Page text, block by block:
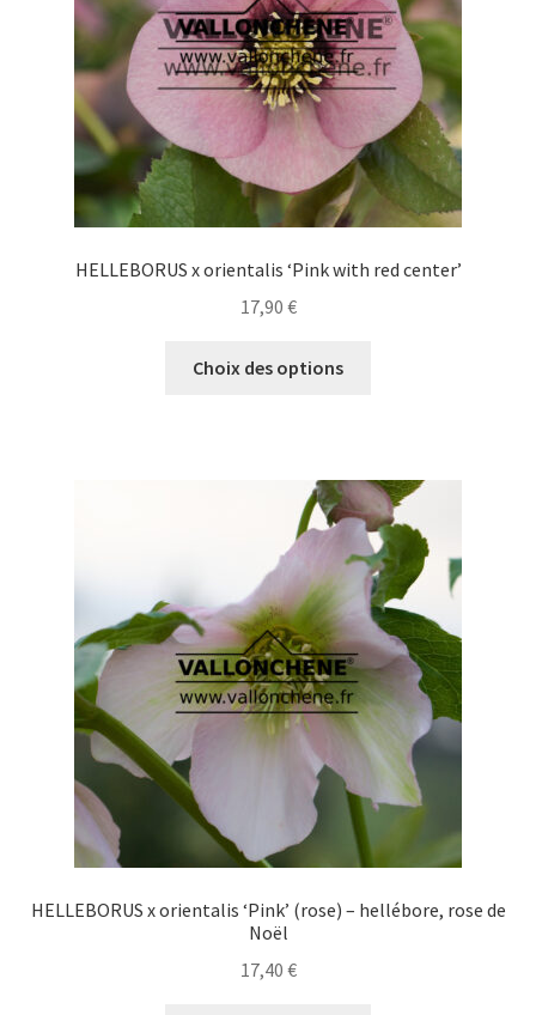
sur
la
page
du
produit
HELLEBORUS x orientalis ‘Pink with red center’
17,90 €
Choix des options
Les
options
peuvent
être
choisies
sur
page
du
produit
HELLEBORUS x orientalis ‘Pink’ (rose) – hellébore, rose de
Noël
17,40 €